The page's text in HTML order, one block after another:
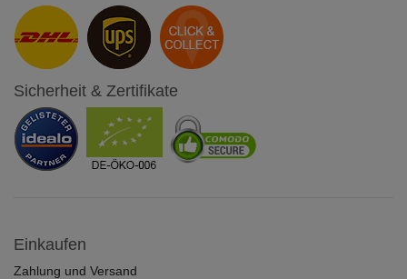
Sicherheit & Zertifikate
Einkaufen
Zahlung und Versand